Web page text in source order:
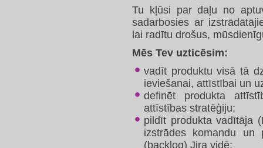
Tu kļūsi par daļu no
sadarbosies ar
lai radītu drošus,
Mēs Tev uzticēsim:
vadīt produktu visā tā
ieviešanai, attīstībai un
definēt produkta
attīstības stratēģiju;
pildīt produkta vadītāja
izstrādes komandu un
(backlog) Jira vidē;